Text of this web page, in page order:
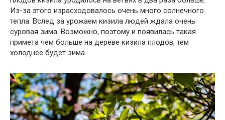
Из-за этого израсходовалось очень много солнечного
тепла. Вслед за урожаем кизила людей ждала очень
суровая зима. Возможно, поэтому и появилась такая
примета чем больше на дереве кизила плодов, тем
холоднее будет зима.